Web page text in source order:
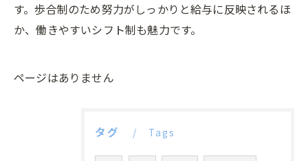
す。歩合制のため努力がしっかりと給与に反映されるほ
か、働きやすいシフト制も魅力です。
ページはありません
タグ Tags